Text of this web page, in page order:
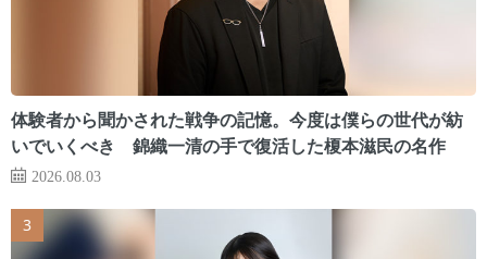
体験者から聞かされた戦争の記憶。今度は僕らの世代が紡
いでいくべき 錦織一清の手で復活した榎本滋民の名作
2026.08.03